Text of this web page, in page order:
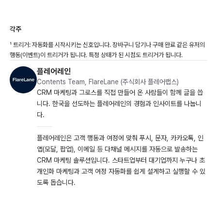
각주
¹ 트리거: 자동화를 시작시키는 신호입니다. 장바구니 담기나 구매 완료 같은 유저의
행동(이벤트)이 트리거가 됩니다. 특정 상태가 된 시점도 트리거가 됩니다.
플레어레인
Contents Team, FlareLane (주식회사 플레어랩스)
CRM 마케팅과 그로스를 직접 만들어 온 사람들이 함께 글을 씁
니다. 한국을 선도하는 플레어레인의 경험과 인사이트를 나눕니
다.
플레어레인은 고객 행동과 여정에 맞춰 푸시, 문자, 카카오톡, 인
앱(모달, 팝업), 이메일 등 다채널 메시지를 자동으로 발송하는
CRM 마케팅 솔루션입니다. 스타트업부터 대기업까지 누구나 초
개인화 마케팅과 고객 여정 자동화를 쉽게 설계하고 실행할 수 있
도록 돕습니다.